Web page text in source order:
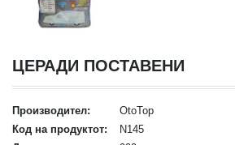
ЦЕРАДИ ПОСТАВЕНИ
Производител:
OtoTop
Код на продуктот:
N145